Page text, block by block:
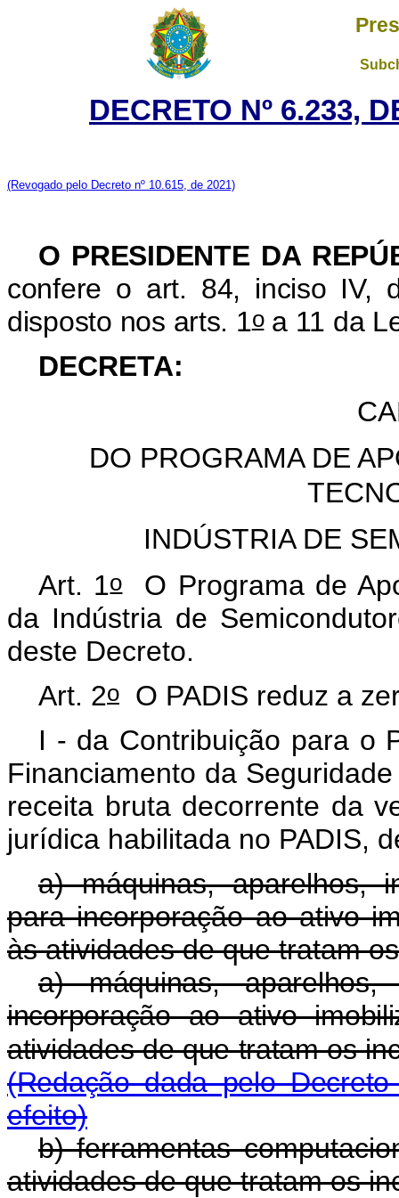
DECRETO Nº 6.233,
(Revogado pelo Decreto nº 10.615, de 2021)
O PRESIDENTE DA
confere o art. 84, inciso IV,
disposto nos arts. 1oa 11 da
DECRETA:
DO PROGRAMA DE
INDÚSTRIA DE
Art. 1oO Programa de
da Indústria de
deste Decreto.
Art. 2o O PADIS reduz a
I - da Contribuição para o
Financiamento da
receita bruta decorrente da
jurídica habilitada no
a) máquinas, aparelhos,
para incorporação ao ativo
às atividades de que tratam
a) máquinas, aparelhos,
incorporação ao ativo
atividades de que tratam os
(Redação dada pelo
efeito)
b) ferramentas
atividades de que tratam os